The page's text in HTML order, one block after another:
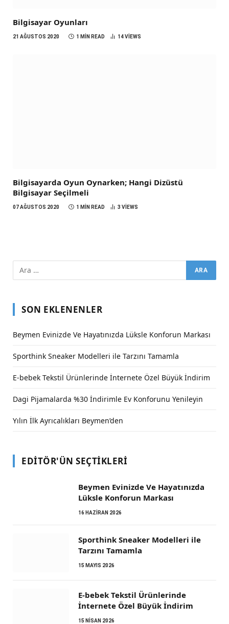
Bilgisayar Oyunları
21 AĞUSTOS 2020 1 MIN READ 14VIEWS
Bilgisayarda Oyun Oynarken; Hangi Dizüstü
Bilgisayar Seçilmeli
07 AĞUSTOS 2020 1 MIN READ 3 VIEWS
SON EKLENENLER
Beymen Evinizde Ve Hayatınızda Lüksle Konforun Markası
Sporthink Sneaker Modelleri ile Tarzını Tamamla
E-bebek Tekstil Ürünlerinde İnternete Özel Büyük İndirim
Dagi Pijamalarda %30 İndirimle Ev Konforunu Yenileyin
Yılın İlk Ayrıcalıkları Beymen’den
EDITÖR'ÜN SEÇTIKLERI
Beymen Evinizde Ve Hayatınızda
Lüksle Konforun Markası
16 HAZIRAN 2026
Sporthink Sneaker Modelleri ile
Tarzını Tamamla
15 MAYIS 2026
E-bebek Tekstil Ürünlerinde
İnternete Özel Büyük İndirim
15 NISAN 2026